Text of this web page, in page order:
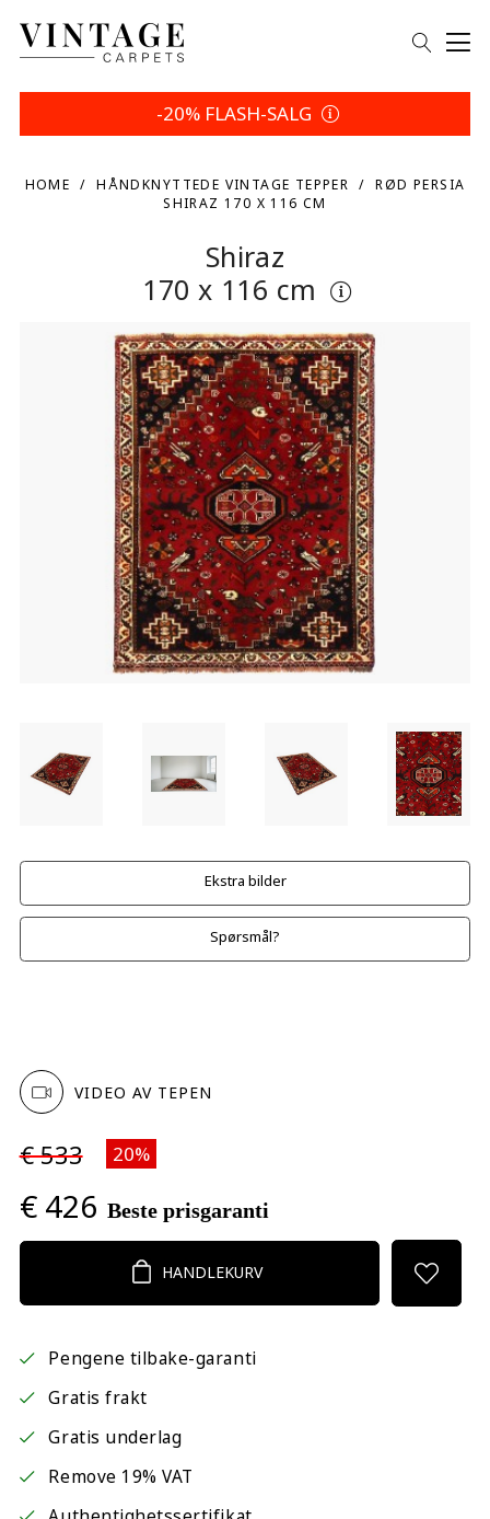
-20% FLASH-SALG
HOME HÅNDKNYTTEDE VINTAGE TEPPER
RØD PERSIA
SHIRAZ 170 X 116 CM
Shiraz
170 x 116 cm
Ekstra bilder
Spørsmål?
VIDEO AV TEPEN
€ 533 20%
€ 426 Beste prisgaranti
HANDLEKURV
Pengene tilbake-garanti
Gratis frakt
Gratis underlag
Remove 19% VAT